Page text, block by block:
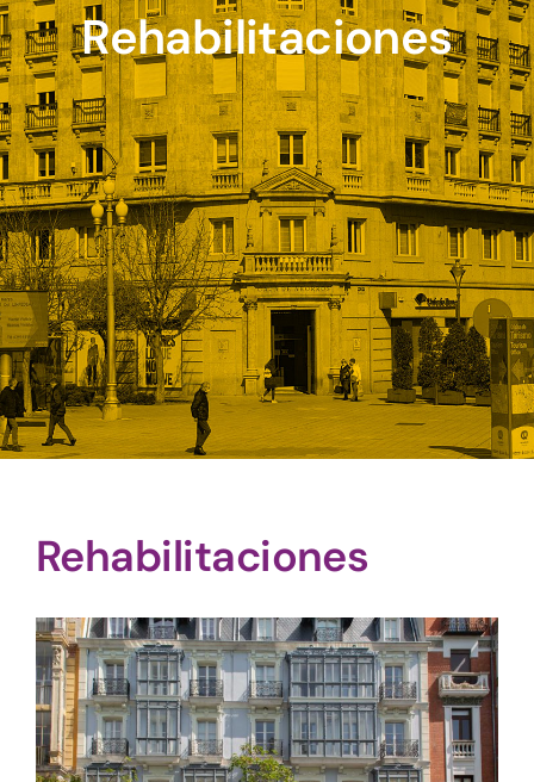
Rehabilitaciones
Rehabilitaciones